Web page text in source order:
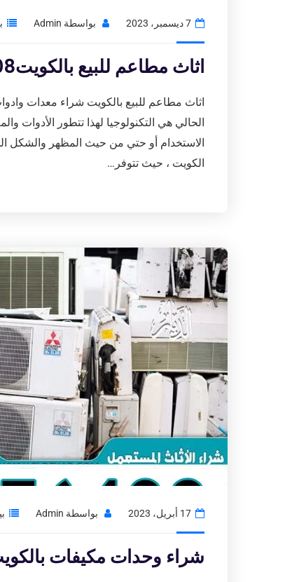
7 ديسمبر، 2023 بواسطة Admin
اثاث مطاعم للبيع بالكويت97776408|شراء الاثاث المستعمل بالكويت
اثاث مطاعم للبيع بالكويت شراء معدات
الحالي هي التكنولوجيا لهذا تتطور
الاستخدام أو حتي من حيث المظهر والشكل
الكويت ، حيث تتوفر…
17 أبريل، 2023 بواسطة Admin
شراء وحدات مكيفات